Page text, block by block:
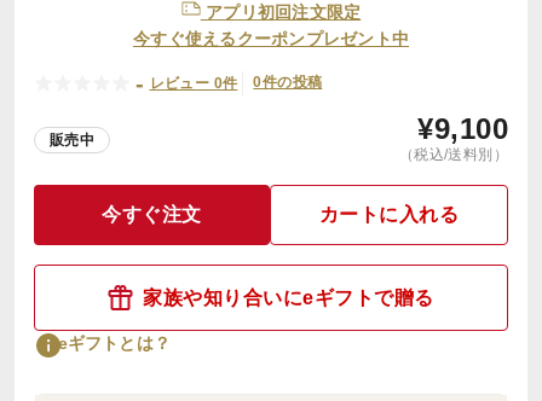
アプリ初回注文限定
今すぐ使えるクーポンプレゼント中
- レビュー 0件 0件の投稿
販売中 ¥9,100
（税込/送料別）
今すぐ注文 カートに入れる
家族や知り合いにeギフトで贈る
eギフトとは？